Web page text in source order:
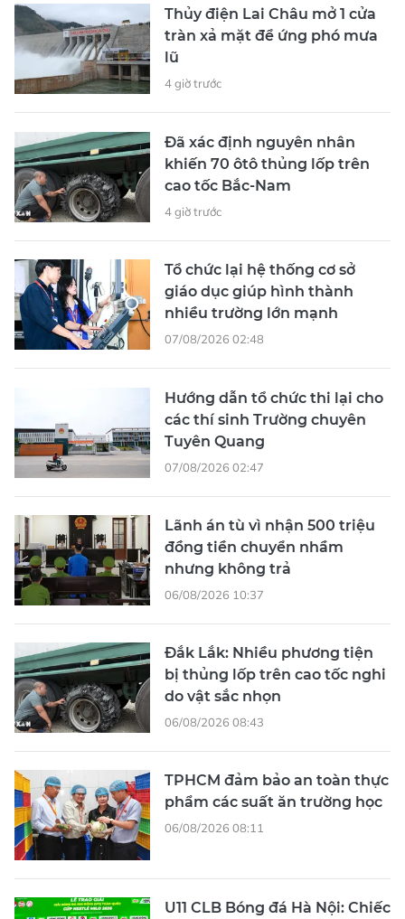
Thủy điện Lai Châu mở 1 cửa
tràn xả mặt để ứng phó mưa
lũ
4 giờ trước
Đã xác định nguyên nhân
khiến 70 ôtô thủng lốp trên
cao tốc Bắc-Nam
4 giờ trước
Tổ chức lại hệ thống cơ sở
giáo dục giúp hình thành
nhiều trường lớn mạnh
07/08/2026 02:48
Hướng dẫn tổ chức thi lại cho
các thí sinh Trường chuyên
Tuyên Quang
07/08/2026 02:47
Lãnh án tù vì nhận 500 triệu
đồng tiền chuyển nhầm
nhưng không trả
06/08/2026 10:37
Đắk Lắk: Nhiều phương tiện
bị thủng lốp trên cao tốc nghi
do vật sắc nhọn
06/08/2026 08:43
TPHCM đảm bảo an toàn thực
phẩm các suất ăn trường học
06/08/2026 08:11
U11 CLB Bóng đá Hà Nội: Chiếc